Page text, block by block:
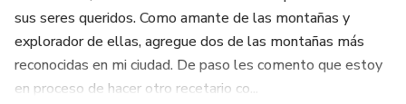
sus seres queridos. Como amante de las montañas y
explorador de ellas, agregue dos de las montañas más
reconocidas en mi ciudad. De paso les comento que estoy
en proceso de hacer otro recetario co...